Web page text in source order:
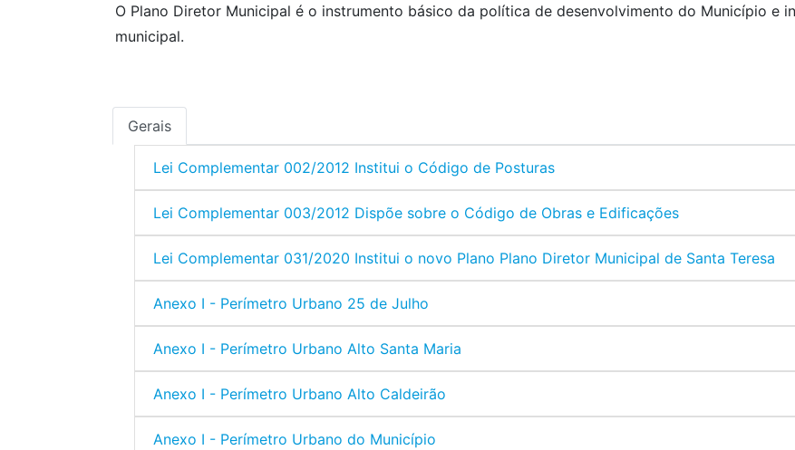
O Plano Diretor Municipal é o instrumento básico da política de desenvolvimento do Município e
municipal.
Gerais
Lei Complementar 002/2012 Institui o Código de Posturas
Lei Complementar 003/2012 Dispõe sobre o Código de Obras e Edificações
Lei Complementar 031/2020 Institui o novo Plano Plano Diretor Municipal de Santa Teresa
Anexo I - Perímetro Urbano 25 de Julho
Anexo I - Perímetro Urbano Alto Santa Maria
Anexo I - Perímetro Urbano Alto Caldeirão
Anexo I - Perímetro Urbano do Município